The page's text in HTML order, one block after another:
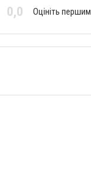
0,0 Оцініть першим